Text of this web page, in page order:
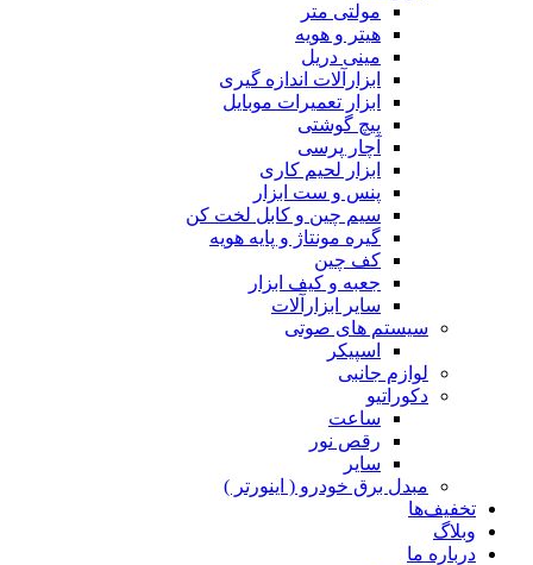
مولتی متر
هیتر و هویه
مینی دریل
ابزارآلات اندازه گیری
ابزار تعمیرات موبایل
پیچ گوشتی
آچار پرسی
ابزار لحیم کاری
پنس و ست ابزار
سیم چین و کابل لخت کن
گیره مونتاژ و پایه هویه
کف چین
جعبه و کیف ابزار
سایر ابزارآلات
سیستم های صوتی
اسپیکر
لوازم جانبی
دکوراتیو
ساعت
رقص نور
سایر
مبدل برق خودرو ( اینورتر )
تخفیف‌ها
وبلاگ
درباره ما